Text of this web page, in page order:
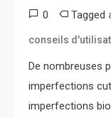
0 Tagged
conseils
De nombreuses
imperfections
imperfections